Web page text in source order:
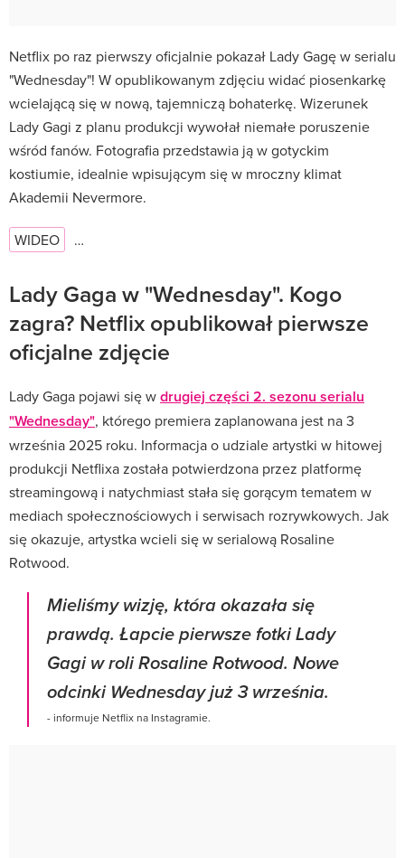
Netflix po raz pierwszy oficjalnie pokazał Lady Gagę w serialu
"Wednesday"! W opublikowanym zdjęciu widać piosenkarkę
wcielającą się w nową, tajemniczą bohaterkę. Wizerunek
Lady Gagi z planu produkcji wywołał niemałe poruszenie
wśród fanów. Fotografia przedstawia ją w gotyckim
kostiumie, idealnie wpisującym się w mroczny klimat
Akademii Nevermore.
WIDEO …
Lady Gaga w "Wednesday". Kogo
zagra? Netflix opublikował pierwsze
oficjalne zdjęcie
Lady Gaga pojawi się wdrugiej części 2. sezonu serialu
"Wednesday", którego premiera zaplanowana jest na 3
września 2025 roku. Informacja o udziale artystki w hitowej
produkcji Netflixa została potwierdzona przez platformę
streamingową i natychmiast stała się gorącym tematem w
mediach społecznościowych i serwisach rozrywkowych. Jak
się okazuje, artystka wcieli się w serialową Rosaline
Rotwood.
Mieliśmy wizję, która okazała się
prawdą. Łapcie pierwsze fotki Lady
Gagi w roli Rosaline Rotwood. Nowe
odcinki Wednesday już 3 września.
- informuje Netflix na Instagramie.